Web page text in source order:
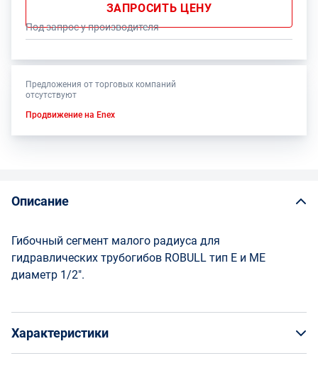
ЗАПРОСИТЬ ЦЕНУ
Под запрос у производителя
Предложения от торговых компаний
отсутствуют
Продвижение на Enex
Описание
Гибочный сегмент малого радиуса для
гидравлических трубогибов ROBULL тип E и МЕ
диаметр 1/2".
Характеристики